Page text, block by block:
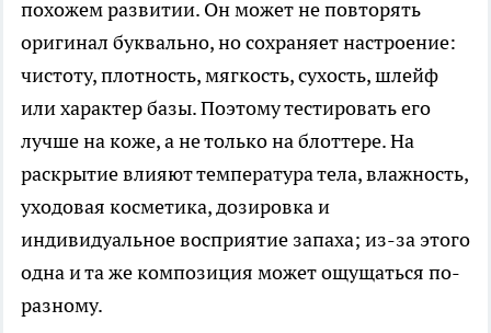
похожем развитии. Он может не повторять
оригинал буквально, но сохраняет настроение:
чистоту, плотность, мягкость, сухость, шлейф
или характер базы. Поэтому тестировать его
лучше на коже, а не только на блоттере. На
раскрытие влияют температура тела, влажность,
уходовая косметика, дозировка и
индивидуальное восприятие запаха; из-за этого
одна и та же композиция может ощущаться по-
разному.